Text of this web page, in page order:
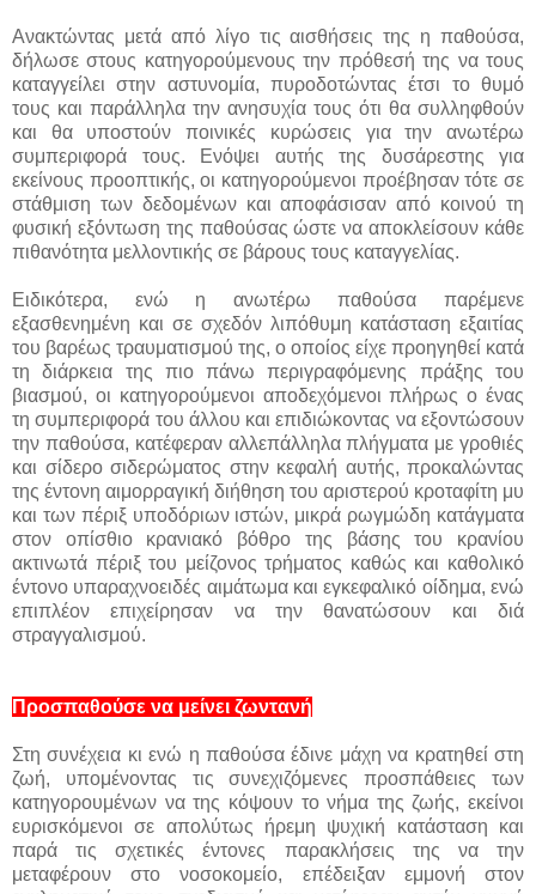
Ανακτώντας μετά από λίγο τις αισθήσεις της η παθούσα,
δήλωσε στους κατηγορούμενους την πρόθεσή της να τους
καταγγείλει στην αστυνομία, πυροδοτώντας έτσι το θυμό
τους και παράλληλα την ανησυχία τους ότι θα συλληφθούν
και θα υποστούν ποινικές κυρώσεις για την ανωτέρω
συμπεριφορά τους. Ενόψει αυτής της δυσάρεστης για
εκείνους προοπτικής, οι κατηγορούμενοι προέβησαν τότε σε
στάθμιση των δεδομένων και αποφάσισαν από κοινού τη
φυσική εξόντωση της παθούσας ώστε να αποκλείσουν κάθε
πιθανότητα μελλοντικής σε βάρους τους καταγγελίας.
Ειδικότερα, ενώ η ανωτέρω παθούσα παρέμενε
εξασθενημένη και σε σχεδόν λιπόθυμη κατάσταση εξαιτίας
του βαρέως τραυματισμού της, ο οποίος είχε προηγηθεί κατά
τη διάρκεια της πιο πάνω περιγραφόμενης πράξης του
βιασμού, οι κατηγορούμενοι αποδεχόμενοι πλήρως ο ένας
τη συμπεριφορά του άλλου και επιδιώκοντας να εξοντώσουν
την παθούσα, κατέφεραν αλλεπάλληλα πλήγματα με γροθιές
και σίδερο σιδερώματος στην κεφαλή αυτής, προκαλώντας
της έντονη αιμορραγική διήθηση του αριστερού κροταφίτη μυ
και των πέριξ υποδόριων ιστών, μικρά ρωγμώδη κατάγματα
στον οπίσθιο κρανιακό βόθρο της βάσης του κρανίου
ακτινωτά πέριξ του μείζονος τρήματος καθώς και καθολικό
έντονο υπαραχνοειδές αιμάτωμα και εγκεφαλικό οίδημα, ενώ
επιπλέον επιχείρησαν να την θανατώσουν και διά
στραγγαλισμού.
Προσπαθούσε να μείνει ζωντανή
Στη συνέχεια κι ενώ η παθούσα έδινε μάχη να κρατηθεί στη
ζωή, υπομένοντας τις συνεχιζόμενες προσπάθειες των
κατηγορουμένων να της κόψουν το νήμα της ζωής, εκείνοι
ευρισκόμενοι σε απολύτως ήρεμη ψυχική κατάσταση και
παρά τις σχετικές έντονες παρακλήσεις της να την
μεταφέρουν στο νοσοκομείο, επέδειξαν εμμονή στον